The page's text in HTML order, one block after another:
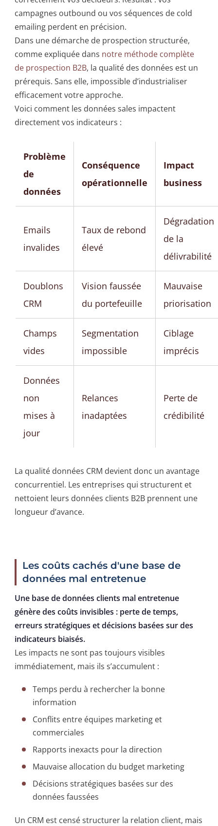
campagnes outbound ou vos séquences de cold
emailing perdent en précision.
Dans une démarche de prospection structurée,
comme expliquée dans notre méthode complète
de prospection B2B, la qualité des données est un
prérequis. Sans elle, impossible d’industrialiser
efficacement votre approche.
Voici comment les données sales impactent
directement vos indicateurs :
Problème
de
données
Conséquence
opérationnelle
Impact
business
Emails
invalides
Taux de rebond
élevé
Dégradation
de la
délivrabilité
Doublons
CRM
Vision faussée
du portefeuille
Mauvaise
priorisation
Champs
vides
Segmentation
impossible
Ciblage
imprécis
Données
non
mises à
jour
Relances
inadaptées
Perte de
crédibilité
La qualité données CRM devient donc un avantage
concurrentiel. Les entreprises qui structurent et
nettoient leurs données clients B2B prennent une
longueur d’avance.
Les coûts cachés d'une base de
données mal entretenue
Une base de données clients mal entretenue
génère des coûts invisibles : perte de temps,
erreurs stratégiques et décisions basées sur des
indicateurs biaisés.
Les impacts ne sont pas toujours visibles
immédiatement, mais ils s’accumulent :
Temps perdu à rechercher la bonne
information
Conflits entre équipes marketing et
commerciales
Rapports inexacts pour la direction
Mauvaise allocation du budget marketing
Décisions stratégiques basées sur des
données faussées
Un CRM est censé structurer la relation client, mais